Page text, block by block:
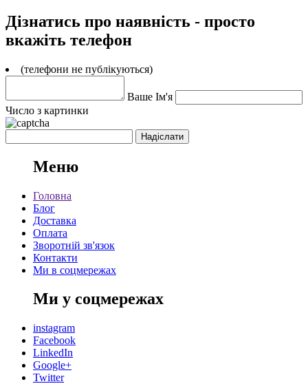
Дізнатись про наявність - просто
вкажіть телефон
(телефони не публікуються)
Ваше Ім'я
Число з картинки
Меню
Головна
Блог
Доставка
Оплата
Зворотній зв'язок
Контакти
Ми в соцмережах
Ми у соцмережах
instagram
Facebook
LinkedIn
Google+
Twitter